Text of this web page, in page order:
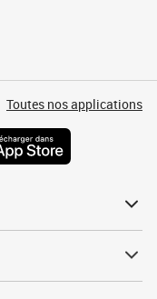
Toutes nos applications